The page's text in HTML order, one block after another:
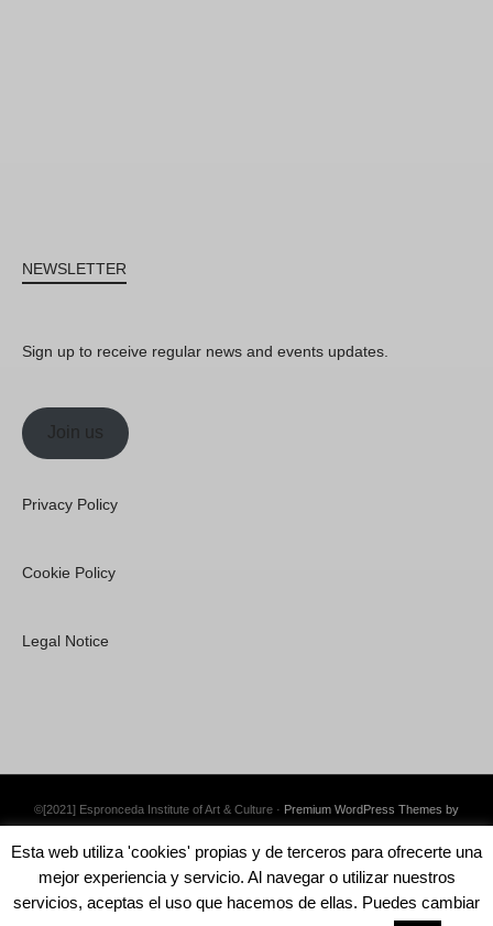
NEWSLETTER
Sign up to receive regular news and events updates.
Join us
Privacy Policy
Cookie Policy
Legal Notice
©[2021] Espronceda Institute of Art & Culture · Premium WordPress Themes by
Esta web utiliza 'cookies' propias y de terceros para ofrecerte una
mejor experiencia y servicio. Al navegar o utilizar nuestros
servicios, aceptas el uso que hacemos de ellas. Puedes cambiar